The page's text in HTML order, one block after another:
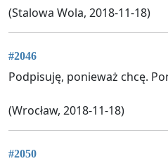
(Stalowa Wola, 2018-11-18)
#2046
Podpisuję, ponieważ chcę.
(Wrocław, 2018-11-18)
#2050